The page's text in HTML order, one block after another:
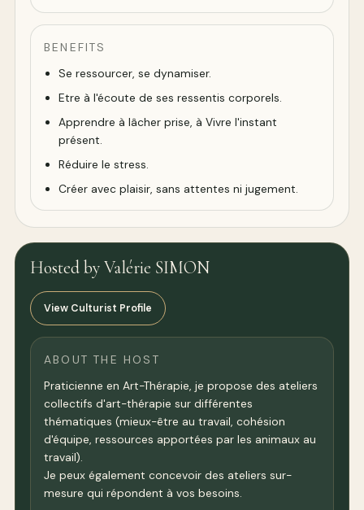
BENEFITS
Se ressourcer, se dynamiser.
Etre à l'écoute de ses ressentis corporels.
Apprendre à lâcher prise, à Vivre l'instant
présent.
Réduire le stress.
Créer avec plaisir, sans attentes ni jugement.
Hosted by Valérie SIMON
View Culturist Profile
ABOUT THE HOST
Praticienne en Art-Thérapie, je propose des ateliers
collectifs d'art-thérapie sur différentes
thématiques (mieux-être au travail, cohésion
d'équipe, ressources apportées par les animaux au
travail).
Je peux également concevoir des ateliers sur-
mesure qui répondent à vos besoins.